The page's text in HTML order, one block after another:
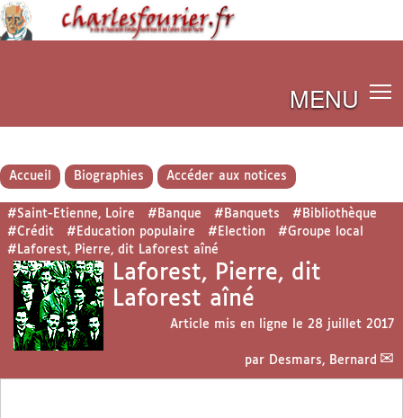
MENU
Accueil Biographies Accéder aux notices
#Saint-Etienne, Loire #Banque #Banquets
#Bibliothèque
#Crédit
#Education populaire #Election
#Groupe local
#Laforest, Pierre, dit Laforest aîné
Laforest, Pierre, dit
Laforest aîné
Article mis en ligne le 28 juillet 2017
par Desmars, Bernard